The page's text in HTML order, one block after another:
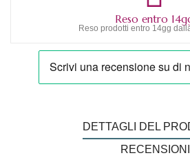
Reso entro
Reso prodotti entro 14gg
DETTAGLI DEL
RECENSIONI